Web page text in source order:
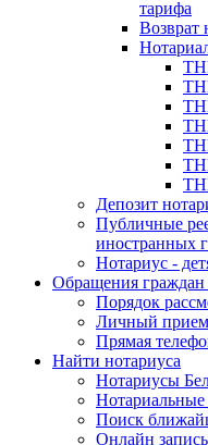
тарифа
Возврат
Депозит
Публичные
иностранных
Нотариус -
Обращения
Порядок
Личный прием
Прямая
Найти нотариуса
Нотариусы
Поиск
Онлайн